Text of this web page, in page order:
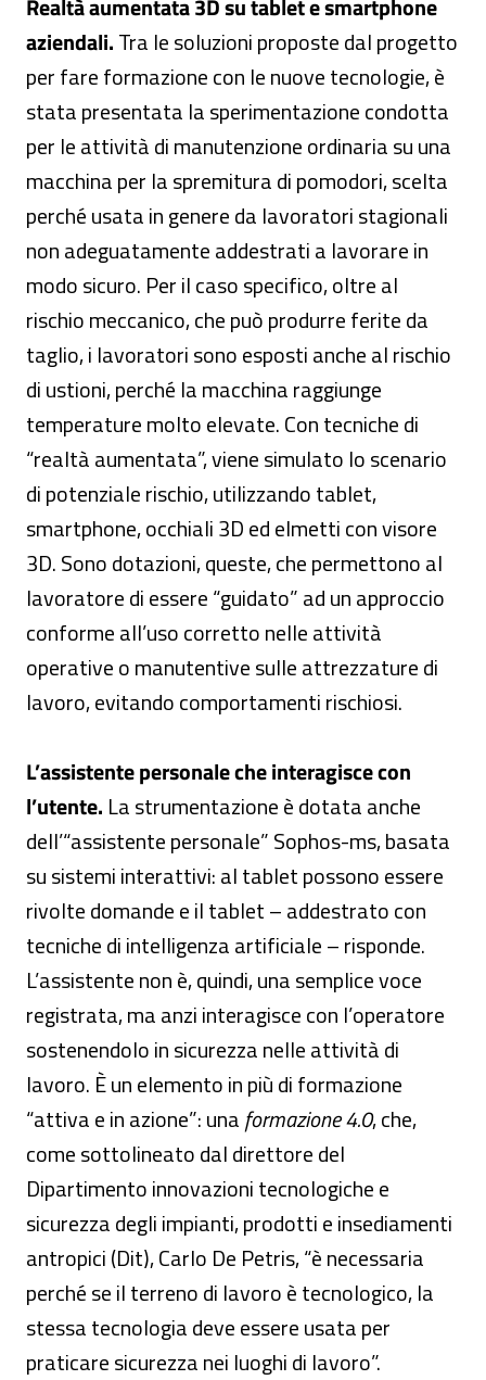
Realtà aumentata 3D su tablet e smartphone
aziendali.Tra le soluzioni proposte dal progetto
per fare formazione con le nuove tecnologie, è
stata presentata la sperimentazione condotta
per le attività di manutenzione ordinaria su una
macchina per la spremitura di pomodori, scelta
perché usata in genere da lavoratori stagionali
non adeguatamente addestrati a lavorare in
modo sicuro. Per il caso specifico, oltre al
rischio meccanico, che può produrre ferite da
taglio, i lavoratori sono esposti anche al rischio
di ustioni, perché la macchina raggiunge
temperature molto elevate. Con tecniche di
“realtà aumentata”, viene simulato lo scenario
di potenziale rischio, utilizzando tablet,
smartphone, occhiali 3D ed elmetti con visore
3D. Sono dotazioni, queste, che permettono al
lavoratore di essere “guidato” ad un approccio
conforme all’uso corretto nelle attività
operative o manutentive sulle attrezzature di
lavoro, evitando comportamenti rischiosi.
L’assistente personale che interagisce con
l’utente. La strumentazione è dotata anche
dell’“assistente personale” Sophos-ms, basata
su sistemi interattivi: al tablet possono essere
rivolte domande e il tablet – addestrato con
tecniche di intelligenza artificiale – risponde.
L’assistente non è, quindi, una semplice voce
registrata, ma anzi interagisce con l’operatore
sostenendolo in sicurezza nelle attività di
lavoro. È un elemento in più di formazione
“attiva e in azione”: unaformazione 4.0, che,
come sottolineato dal direttore del
Dipartimento innovazioni tecnologiche e
sicurezza degli impianti, prodotti e insediamenti
antropici (Dit), Carlo De Petris, “è necessaria
perché se il terreno di lavoro è tecnologico, la
stessa tecnologia deve essere usata per
praticare sicurezza nei luoghi di lavoro”.